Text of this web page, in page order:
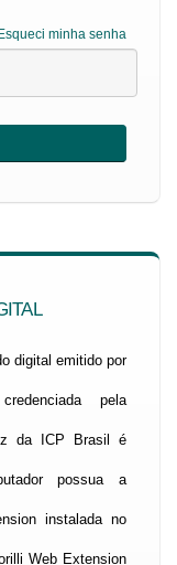
Esqueci minha senha
digital emitido por
pela
da ICP Brasil é
possua a
instalada no
Web Extension